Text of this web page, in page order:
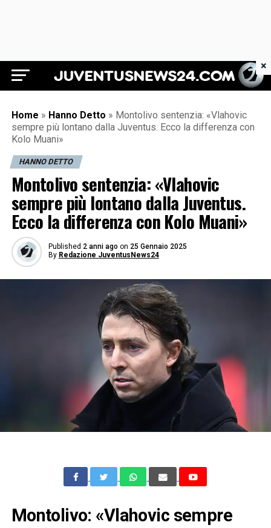
Juventus News 24
Home » Hanno Detto » Montolivo sentenzia: «Vlahovic
sempre più lontano dalla Juventus. Ecco la differenza con
Kolo Muani»
HANNO DETTO
Montolivo sentenzia: «Vlahovic
sempre più lontano dalla Juventus.
Ecco la differenza con Kolo Muani»
Published 2 anni ago on 25 Gennaio 2025
By Redazione JuventusNews24
Montolivo: «Vlahovic sempre
×